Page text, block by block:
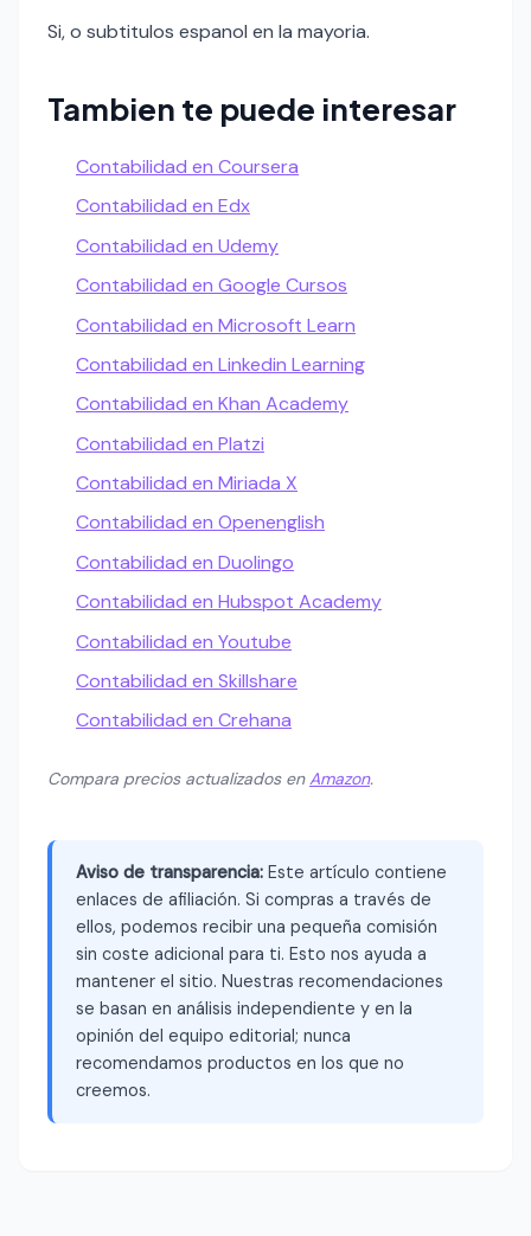
Si, o subtitulos espanol en la mayoria.
Tambien te puede interesar
Contabilidad en Coursera
Contabilidad en Edx
Contabilidad en Udemy
Contabilidad en Google Cursos
Contabilidad en Microsoft Learn
Contabilidad en Linkedin Learning
Contabilidad en Khan Academy
Contabilidad en Platzi
Contabilidad en Miriada X
Contabilidad en Openenglish
Contabilidad en Duolingo
Contabilidad en Hubspot Academy
Contabilidad en Youtube
Contabilidad en Skillshare
Contabilidad en Crehana
Compara precios actualizados enAmazon.
Aviso de transparencia: Este artículo contiene
enlaces de afiliación. Si compras a través de
ellos, podemos recibir una pequeña comisión
sin coste adicional para ti. Esto nos ayuda a
mantener el sitio. Nuestras recomendaciones
se basan en análisis independiente y en la
opinión del equipo editorial; nunca
recomendamos productos en los que no
creemos.